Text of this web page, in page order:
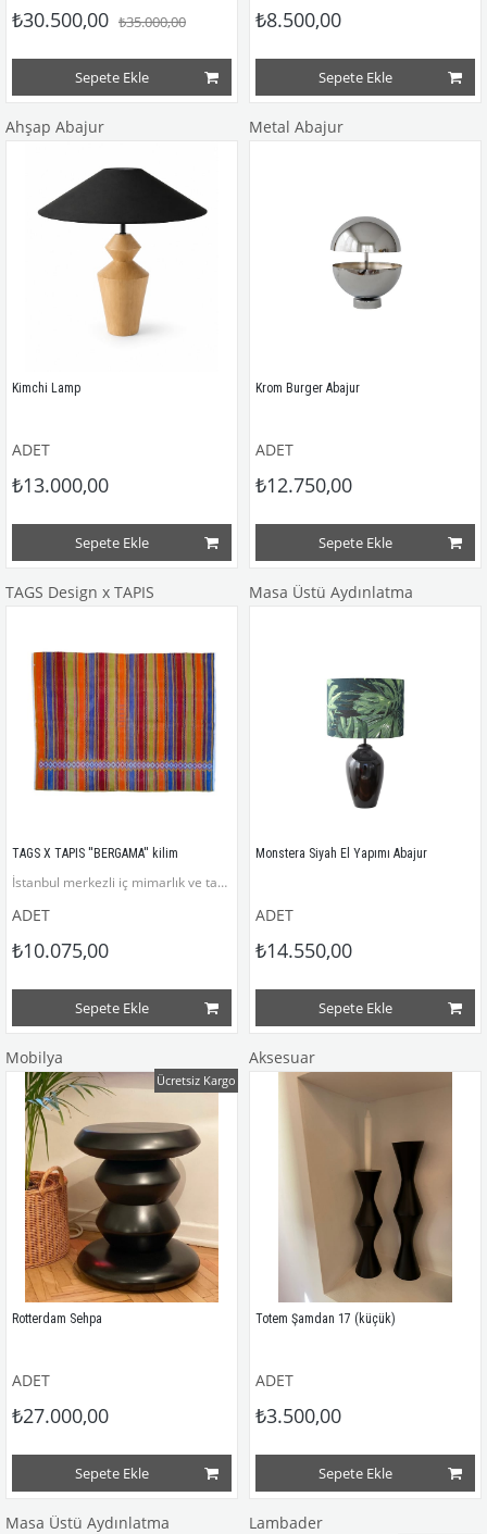
₺30.500,00 ₺35.000,00
Sepete Ekle
₺8.500,00
Sepete Ekle
Ahşap Abajur
Kimchi Lamp
ADET
₺13.000,00
Sepete Ekle
Metal Abajur
Krom Burger Abajur
ADET
₺12.750,00
Sepete Ekle
TAGS Design x TAPIS
TAGS X TAPIS ''BERGAMA'' kilim
İstanbul merkezli iç mimarlık ve tasarım markası TAGS DESIGN ile Anadolu Kültürü’nü modern bir şekilde taşıyan TAPIS’in işbirliği yaptığı bu koleksiyonda TAGS DESIGN’ın özel tasarım mobilyaları TAPIS’in el dokuması Anadolu Kilimleri ile birleşiyor.
ADET
₺10.075,00
Sepete Ekle
Masa Üstü Aydınlatma
Monstera Siyah El Yapımı Abajur
ADET
₺14.550,00
Sepete Ekle
Mobilya
Rotterdam Sehpa
ADET
₺27.000,00
Sepete Ekle
Ücretsiz Kargo
Aksesuar
Totem Şamdan 17 (küçük)
ADET
₺3.500,00
Sepete Ekle
Masa Üstü Aydınlatma Lambader